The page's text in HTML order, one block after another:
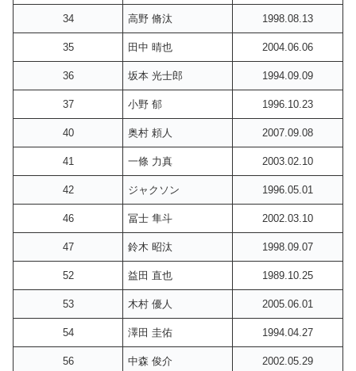
34 高野 脩汰 1998.08.13
35 田中 晴也 2004.06.06
36 坂本 光士郎 1994.09.09
37 小野 郁 1996.10.23
40 奥村 頼人 2007.09.08
41 一條 力真 2003.02.10
42 ジャクソン 1996.05.01
46 冨士 隼斗 2002.03.10
47 鈴木 昭汰 1998.09.07
52 益田 直也 1989.10.25
53 木村 優人 2005.06.01
54 澤田 圭佑 1994.04.27
56 中森 俊介 2002.05.29